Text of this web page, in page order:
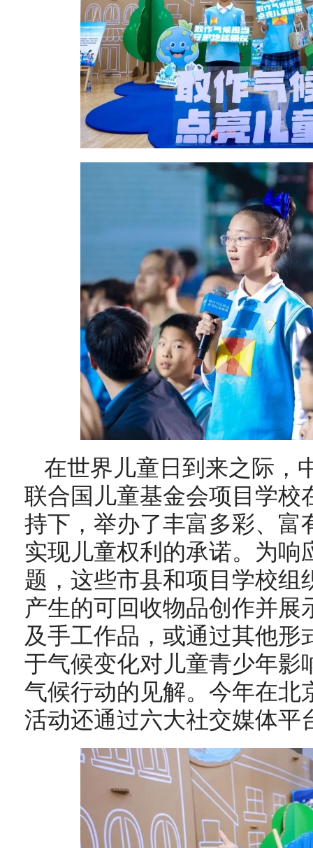
在世界儿童日到来之际，
联合国儿童基金会项目学校
持下，举办了丰富多彩、富
实现儿童权利的承诺。为响
题，这些市县和项目学校组
产生的可回收物品创作并展
及手工作品，或通过其他形
于气候变化对儿童青少年影
气候行动的见解。今年在北
活动还通过六大社交媒体平